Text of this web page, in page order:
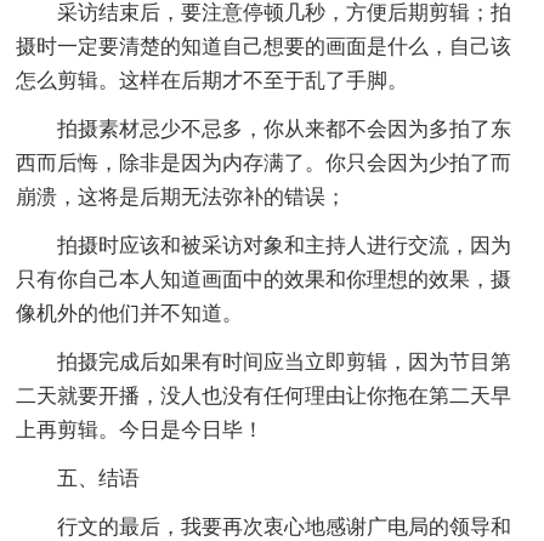
采访结束后，要注意停顿几秒，方便后期剪辑；拍
摄时一定要清楚的知道自己想要的画面是什么，自己该
怎么剪辑。这样在后期才不至于乱了手脚。
拍摄素材忌少不忌多，你从来都不会因为多拍了东
西而后悔，除非是因为内存满了。你只会因为少拍了而
崩溃，这将是后期无法弥补的错误；
拍摄时应该和被采访对象和主持人进行交流，因为
只有你自己本人知道画面中的效果和你理想的效果，摄
像机外的他们并不知道。
拍摄完成后如果有时间应当立即剪辑，因为节目第
二天就要开播，没人也没有任何理由让你拖在第二天早
上再剪辑。今日是今日毕！
五、结语
行文的最后，我要再次衷心地感谢广电局的领导和